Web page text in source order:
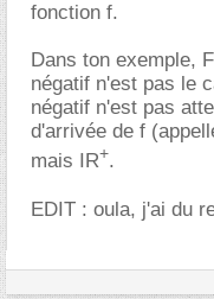
fonction f.
Dans ton exemple,
négatif n'est pas le
négatif n'est pas
d'arrivée de f
mais IR+.
EDIT : oula, j'ai du